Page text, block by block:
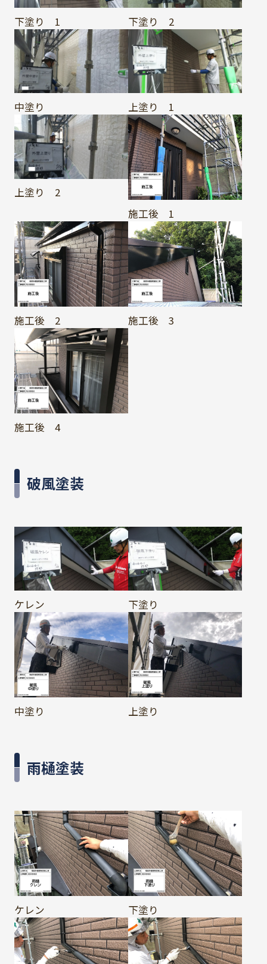
下塗り 1 下塗り 2
中塗り 上塗り 1
上塗り 2
施工後 1
施工後 2 施工後 3
施工後 4
破風塗装
ケレン 下塗り
中塗り 上塗り
雨樋塗装
ケレン 下塗り